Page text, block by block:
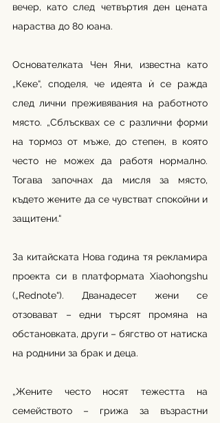
вечер, като след четвъртия ден цената
нараства до 80 юана.
Основателката Чен Яни, известна като
„Кеке“, споделя, че идеята ѝ се ражда
след лични преживявания на работното
място. „Сблъсквах се с различни форми
на тормоз от мъже, до степен, в която
често не можех да работя нормално.
Тогава започнах да мисля за място,
където жените да се чувстват спокойни и
защитени.“
За китайската Нова година тя рекламира
проекта си в платформата Xiaohongshu
(„Rednote“). Дванадесет жени се
отзовават – едни търсят промяна на
обстановката, други – бягство от натиска
на роднини за брак и деца.
„Жените често носят тежестта на
семейството – грижа за възрастни